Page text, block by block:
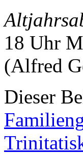
18 Uhr
(Alfred
Dieser